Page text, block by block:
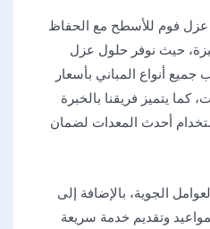
فوم للأسطح مع الحفاظ
حيث نوفر حلول عزل
أنواع المباني بأسعار
كما يتميز فريقنا بالخبرة
أحدث المعدات لضمان
الجوية، بالإضافة إلى
وتقديم خدمة سريعة